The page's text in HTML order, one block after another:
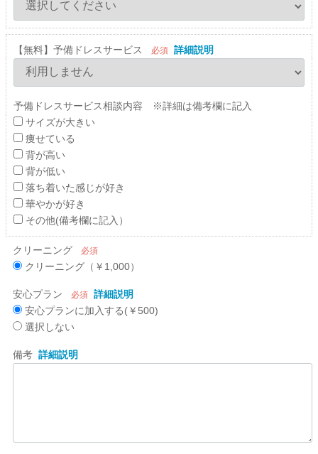
【無料】予備ドレスサービス 必須 詳細説明
予備ドレスサービス相談内容 ※詳細は備考欄に記入
サイズが大きい
痩せている
背が高い
背が低い
落ち着いた感じが好き
華やかが好き
その他(備考欄に記入）
クリーニング 必須
クリーニング（￥1,000）
安心プラン 必須 詳細説明
安心プランに加入する(￥500)
選択しない
備考 詳細説明